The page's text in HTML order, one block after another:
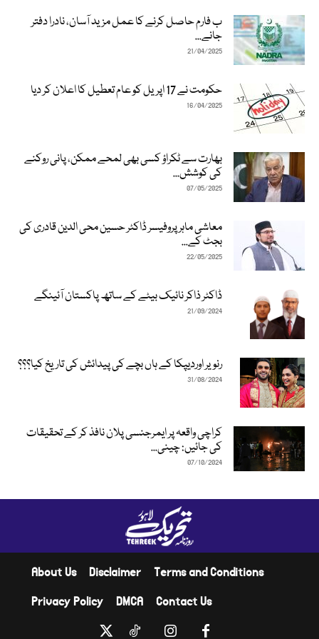
ب فارم حاصل کرنے کا عمل مزید آسان، نادرا دفتر
جانے...
21/04/2025
حکومت نے 17 اپریل کو عام تعطیل کا اعلان کر دیا
16/04/2025
بھارت سے ٹکراؤ کسی بھی لمحے ممکن، پانی روکنے
کی کوشش...
07/05/2025
معاشی ماہر پروفیسر ڈاکٹر حسین محی الدین قادری کی
بجٹ کے...
22/05/2025
ڈاکٹر ذاکر نائیک بیٹے کے ساتھ پاکستان آئینگے
21/09/2024
رنویر اوردیپکا کے ہاں بچے کی پیدائش کی تاریخ کیا؟؟؟
31/08/2024
کراچی واقعہ پر ایمرجنسی پلان نافذ کر کے تحقیقات
کی جائیں: چینی...
07/10/2024
About Us Disclaimer
Terms and Conditions
Privacy Policy
DMCA Contact Us